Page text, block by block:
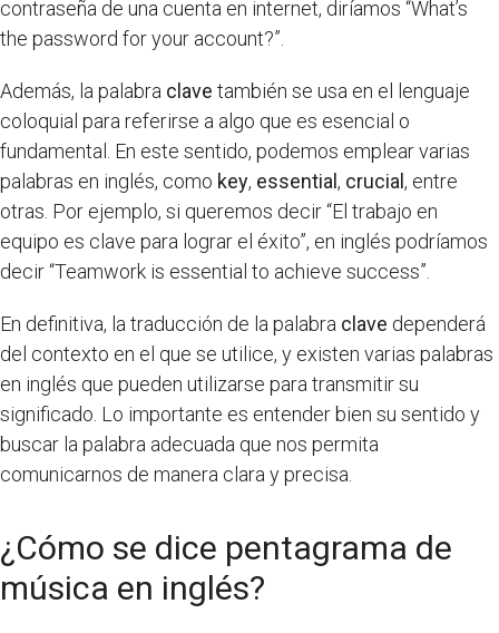
contraseña de una cuenta en internet, diríamos “What’s
the password for your account?”.
Además, la palabra clave también se usa en el lenguaje
coloquial para referirse a algo que es esencial o
fundamental. En este sentido, podemos emplear varias
palabras en inglés, como key, essential, crucial, entre
otras. Por ejemplo, si queremos decir “El trabajo en
equipo es clave para lograr el éxito”, en inglés podríamos
decir “Teamwork is essential to achieve success”.
En definitiva, la traducción de la palabra clave dependerá
del contexto en el que se utilice, y existen varias palabras
en inglés que pueden utilizarse para transmitir su
significado. Lo importante es entender bien su sentido y
buscar la palabra adecuada que nos permita
comunicarnos de manera clara y precisa.
¿Cómo se dice pentagrama de
música en inglés?